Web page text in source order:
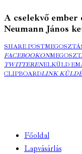
A cselekvő ember
Neumann János
SHARE POST
FACEBOOKON
TWITTERENELKÜLD
CLIPBOARDLINK
Főoldal
Lapvásárlás